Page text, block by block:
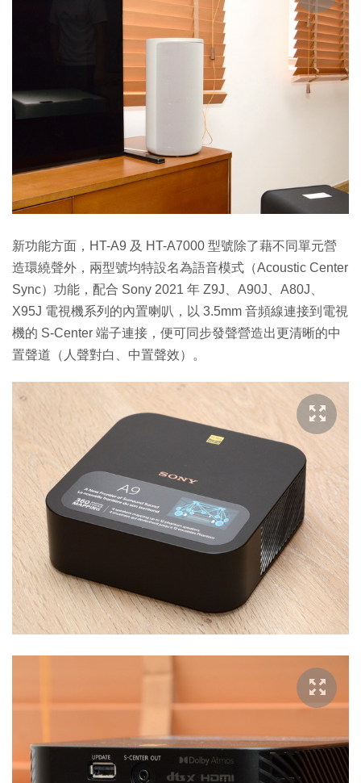
新功能方面，HT-A9 及 HT-A7000 型號除了藉不同單元營
造環繞聲外，兩型號均特設名為語音模式（Acoustic Center
Sync）功能，配合 Sony 2021 年 Z9J、A90J、A80J、
X95J 電視機系列的內置喇叭，以 3.5mm 音頻線連接到電視
機的 S-Center 端子連接，便可同步發聲營造出更清晰的中
置聲道（人聲對白、中置聲效）。